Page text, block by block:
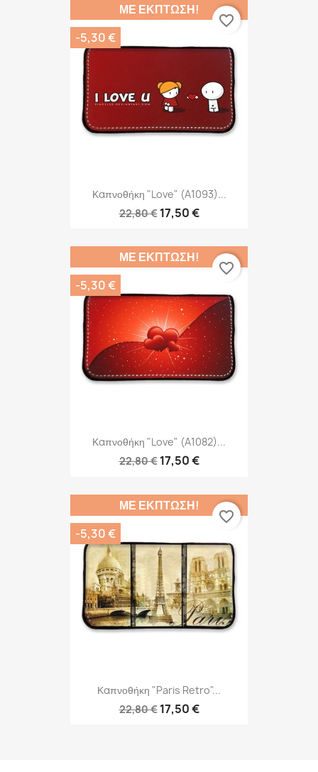
Καπνοθήκη "Love" (A1093)...
22,80 € 17,50 €
ΜΕ ΈΚΠΤΩΣΗ!
-5,30 €
favorite_border
Καπνοθήκη "Love" (A1082)...
22,80 € 17,50 €
ΜΕ ΈΚΠΤΩΣΗ!
-5,30 €
favorite_border
Καπνοθήκη "Paris Retro"...
22,80 € 17,50 €
ΜΕ ΈΚΠΤΩΣΗ!
-5,30 €
favorite_border